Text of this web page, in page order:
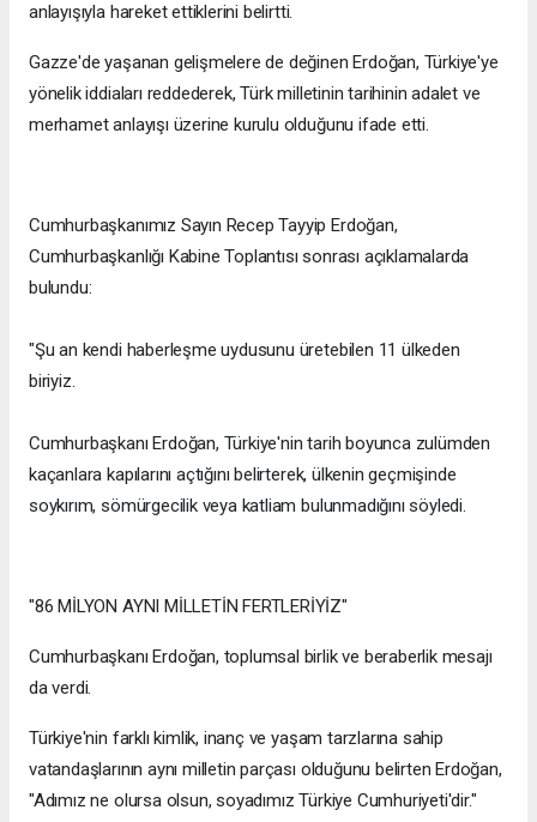
anlayışıyla hareket ettiklerini belirtti.
Gazze'de yaşanan gelişmelere de değinen Erdoğan, Türkiye'ye
yönelik iddiaları reddederek, Türk milletinin tarihinin adalet ve
merhamet anlayışı üzerine kurulu olduğunu ifade etti.
Cumhurbaşkanımız Sayın Recep Tayyip Erdoğan,
Cumhurbaşkanlığı Kabine Toplantısı sonrası açıklamalarda
bulundu:
"Şu an kendi haberleşme uydusunu üretebilen 11 ülkeden
biriyiz.
Cumhurbaşkanı Erdoğan, Türkiye'nin tarih boyunca zulümden
kaçanlara kapılarını açtığını belirterek, ülkenin geçmişinde
soykırım, sömürgecilik veya katliam bulunmadığını söyledi.
"86 MİLYON AYNI MİLLETİN FERTLERİYİZ"
Cumhurbaşkanı Erdoğan, toplumsal birlik ve beraberlik mesajı
da verdi.
Türkiye'nin farklı kimlik, inanç ve yaşam tarzlarına sahip
vatandaşlarının aynı milletin parçası olduğunu belirten Erdoğan,
"Adımız ne olursa olsun, soyadımız Türkiye Cumhuriyeti'dir."